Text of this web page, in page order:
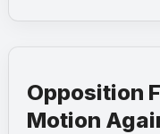
Opposition
Motion